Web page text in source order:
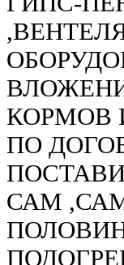
КОРМОВ
ПО
САМ